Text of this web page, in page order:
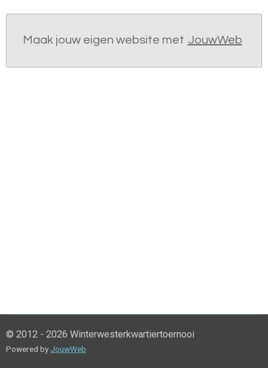
Maak jouw eigen website met JouwWeb
© 2012 - 2026 Winterwesterkwartiertoernooi
Powered by JouwWeb